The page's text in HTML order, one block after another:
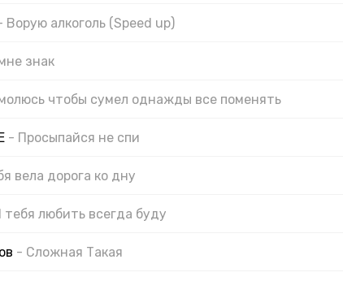
Ворую алкоголь (Speed up)
знак
чтобы сумел однажды все поменять
- Просыпайся не спи
вела дорога ко дну
тебя любить всегда буду
- Сложная Такая